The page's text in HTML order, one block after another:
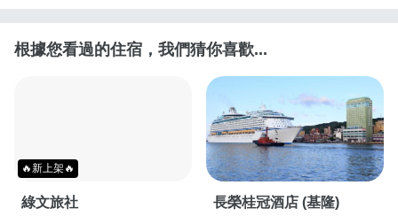
根據您看過的住宿，我們猜你喜歡...
🔥新上架🔥
綠文旅社 長榮桂冠酒店 (基隆)